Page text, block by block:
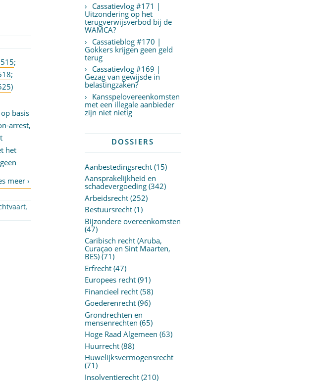
;
;
)
basis
arrest,
het
,
Cassatievlog #171 |
Uitzondering op het
terugverwijsverbod bij de
WAMCA?
Cassatieblog #170 |
Gokkers krijgen geen geld
terug
Cassatievlog #169 |
Gezag van gewijsde in
belastingzaken?
Kansspelovereenkomsten
met een illegale aanbieder
zijn niet nietig
DOSSIERS
Aanbestedingsrecht(15)
Aansprakelijkheid en
schadevergoeding(342)
Arbeidsrecht(252)
Bestuursrecht(1)
Bijzondere overeenkomsten
(47)
Caribisch recht (Aruba,
Curaçao en Sint Maarten,
BES)(71)
Erfrecht(47)
Europees recht(91)
Financieel recht(58)
Goederenrecht(96)
Grondrechten en
mensenrechten (65)
Hoge Raad Algemeen (63)
Huurrecht(88)
Huwelijksvermogensrecht
(71)
Insolventierecht(210)